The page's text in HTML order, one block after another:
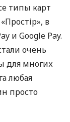
типы карт
в
и Google Pay.
очень
для многих
любая
просто